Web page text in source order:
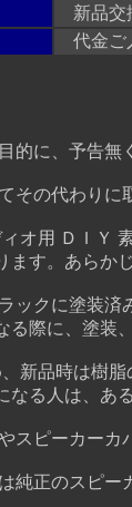
新品交
代金ご
に、予告無く
の代わりに取
用 ＤＩＹ 素
。あらかじ
クに塗装済み
、塗装、
品時は樹脂
は、ある程
ピーカーカ
正のスピーカ